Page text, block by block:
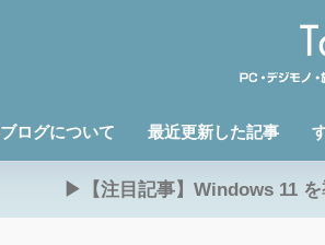
ログについて 最近更新した記事
▶【注目記事】Windows 11